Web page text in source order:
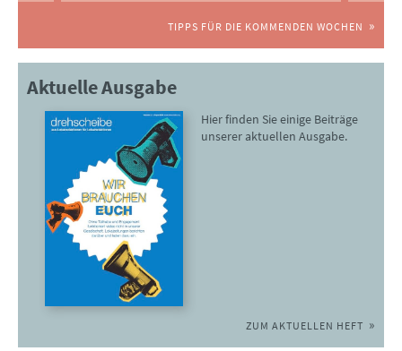
TIPPS FÜR DIE KOMMENDEN WOCHEN
Aktuelle Ausgabe
Hier finden Sie einige Beiträge
unserer aktuellen Ausgabe.
ZUM AKTUELLEN HEFT